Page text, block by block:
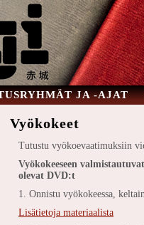
JA -AJAT
Vyökokeet
Tutustu vyökoevaatimuksiin
Vyökokeeseen
olevat DVD:t
1. Onnistu vyökokeessa,
Lisätietoja materiaalista